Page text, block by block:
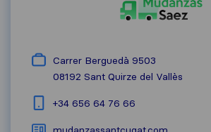
Carrer Berguedà 9503
08192 Sant Quirze del Vallès
+34 656 64 76 66